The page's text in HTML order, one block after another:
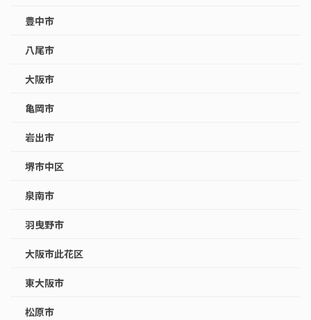
豊中市
八尾市
大阪市
亀岡市
岩出市
堺市中区
泉南市
羽曳野市
大阪市此花区
東大阪市
松原市